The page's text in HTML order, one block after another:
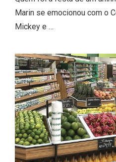
Marin se emocionou com o
Mickey e …